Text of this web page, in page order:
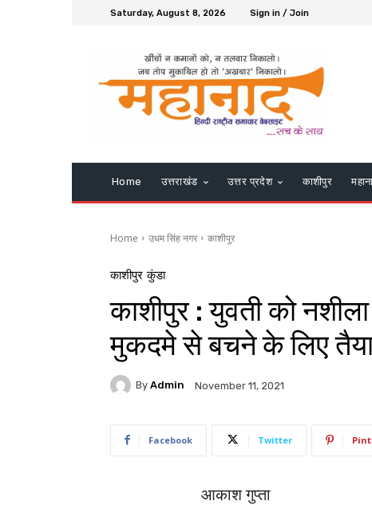
Saturday, August 8, 2026 Sign in / Join
Home उत्तराखंड उत्तर प्रदेश काशीपुर
Home उधम सिंह नगर काशीपुर
काशीपुर कुंडा
काशीपुर : युवती को
मुकदमे से बचने के लिए तैयार
By Admin November 11, 2021
Facebook Twitter
आकाश गुप्ता